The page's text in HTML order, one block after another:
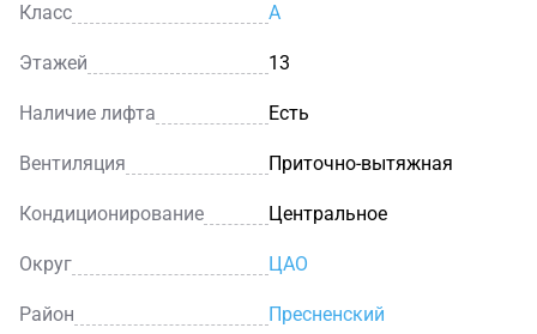
Класс A
Этажей 13
Наличие лифта Есть
Вентиляция Приточно-вытяжная
Кондиционирование Центральное
Округ ЦАО
Район Пресненский